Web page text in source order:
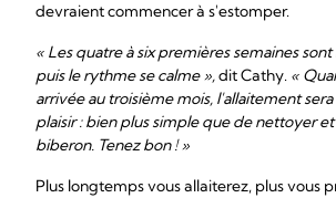
devraient commencer à s'estomper.
« Les quatre à six premières semaines
puis le rythme se calme »,dit Cathy. «
arrivée au troisième mois, l'allaitement
plaisir : bien plus simple que de nettoyer
biberon. Tenez bon ! »
Plus longtemps vous allaiterez, plus vous